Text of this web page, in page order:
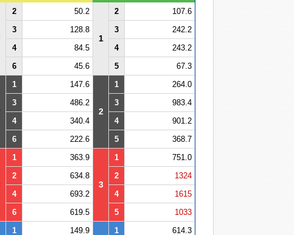
2 50.2
1
2
107.6
3 128.8 3
242.2
4 84.5 4
243.2
6 45.6 5 67.3
1 147.6
2
1
264.0
3 486.2 3
983.4
4 340.4 4
901.2
6 222.6 5 368.7
1 363.9
3
1
751.0
2 634.8 2
1324
4 693.2 4
1615
6 619.5 5 1033
1 149.9 1
614.3